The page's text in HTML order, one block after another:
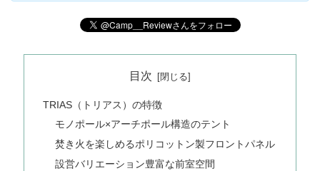
目次
TRIAS（トリアス）の特徴
モノポール×アーチポール構造のテント
焚き火を楽しめるポリコットン製フロントパネル
設営バリエーション豊富な前室空間